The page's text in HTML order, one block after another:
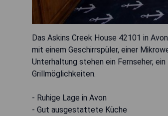
Das Askins Creek House 42101 in
mit einem Geschirrspüler, einer
Unterhaltung stehen ein Fernseher,
Grillmöglichkeiten.
- Ruhige Lage in Avon
- Gut ausgestattete Küche